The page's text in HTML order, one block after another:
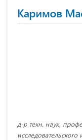
Каримов
д-р техн. наук,
исследовательского